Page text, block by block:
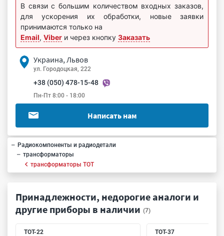
В связи с большим количеством входных заказов,
для ускорения их обработки, новые заявки
принимаются только на
Email, Viber и через кнопку Заказать
Украина, Львов
ул. Городоцкая, 222
+38 (050) 478-15-48
Пн-Пт 8:00 - 18:00
Написать нам
Радиокомпоненты и радиодетали
трансформаторы
трансформаторы ТОТ
Принадлежности, недорогие аналоги и
другие приборы в наличии (7)
ТОТ-22 ТОТ-37